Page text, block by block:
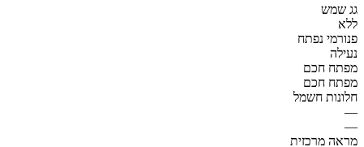
גג שמש
ללא
פנורמי נפתח
נעילה
מפתח חכם
מפתח חכם
חלונות חשמל
—
—
מראה מרכזית